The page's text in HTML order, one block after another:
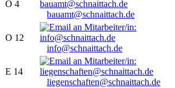
O 4
bauamt@schnaittach.de
O 12
info@schnaittach.de
E 14
liegenschaften@schnaittach.de